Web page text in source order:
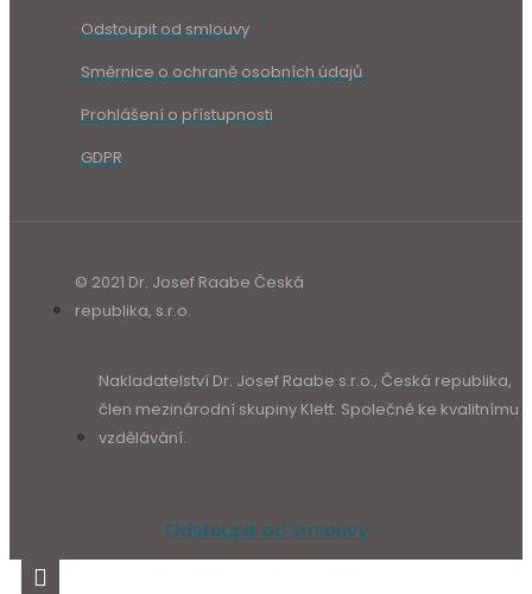
Odstoupit od smlouvy
Směrnice o ochraně osobních údajů
Prohlášení o přístupnosti
GDPR
© 2021 Dr. Josef Raabe Česká
republika, s.r.o.
Nakladatelství Dr. Josef Raabe s.r.o., Česká republika,
člen mezinárodní skupiny Klett. Společně ke kvalitnímu
vzdělávání.
Odstoupit od smlouvy